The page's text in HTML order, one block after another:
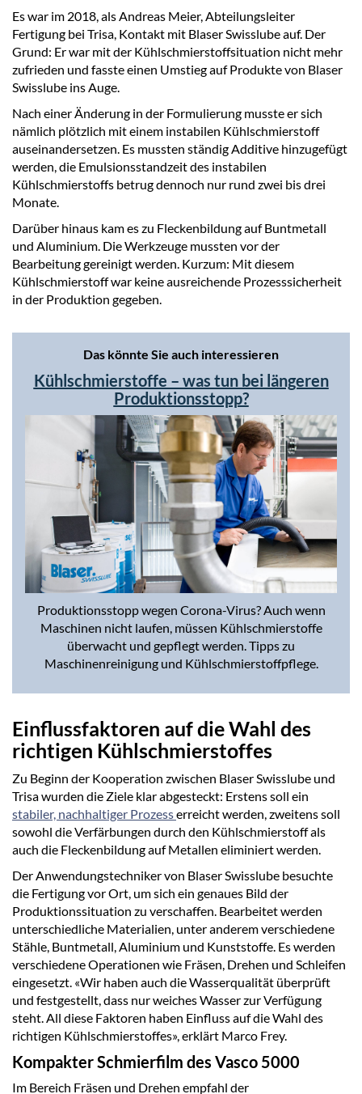
Es war im 2018, als Andreas Meier, Abteilungsleiter
Fertigung bei Trisa, Kontakt mit Blaser Swisslube auf. Der
Grund: Er war mit der Kühlschmierstoffsituation nicht mehr
zufrieden und fasste einen Umstieg auf Produkte von Blaser
Swisslube ins Auge.
Nach einer Änderung in der Formulierung musste er sich
nämlich plötzlich mit einem instabilen Kühlschmierstoff
auseinandersetzen. Es mussten ständig Additive hinzugefügt
werden, die Emulsionsstandzeit des instabilen
Kühlschmierstoffs betrug dennoch nur rund zwei bis drei
Monate.
Darüber hinaus kam es zu Fleckenbildung auf Buntmetall
und Aluminium. Die Werkzeuge mussten vor der
Bearbeitung gereinigt werden. Kurzum: Mit diesem
Kühlschmierstoff war keine ausreichende Prozesssicherheit
in der Produktion gegeben.
Das könnte Sie auch interessieren
Kühlschmierstoffe – was tun bei längeren
Produktionsstopp?
Produktionsstopp wegen Corona-Virus? Auch wenn
Maschinen nicht laufen, müssen Kühlschmierstoffe
überwacht und gepflegt werden. Tipps zu
Maschinenreinigung und Kühlschmierstoffpflege.
Einflussfaktoren auf die Wahl des
richtigen Kühlschmierstoffes
Zu Beginn der Kooperation zwischen Blaser Swisslube und
Trisa wurden die Ziele klar abgesteckt: Erstens soll ein
stabiler, nachhaltiger Prozesserreicht werden, zweitens soll
sowohl die Verfärbungen durch den Kühlschmierstoff als
auch die Fleckenbildung auf Metallen eliminiert werden.
Der Anwendungstechniker von Blaser Swisslube besuchte
die Fertigung vor Ort, um sich ein genaues Bild der
Produktionssituation zu verschaffen. Bearbeitet werden
unterschiedliche Materialien, unter anderem verschiedene
Stähle, Buntmetall, Aluminium und Kunststoffe. Es werden
verschiedene Operationen wie Fräsen, Drehen und Schleifen
eingesetzt. «Wir haben auch die Wasserqualität überprüft
und festgestellt, dass nur weiches Wasser zur Verfügung
steht. All diese Faktoren haben Einfluss auf die Wahl des
richtigen Kühlschmierstoffes», erklärt Marco Frey.
Kompakter Schmierfilm des Vasco 5000
Im Bereich Fräsen und Drehen empfahl der